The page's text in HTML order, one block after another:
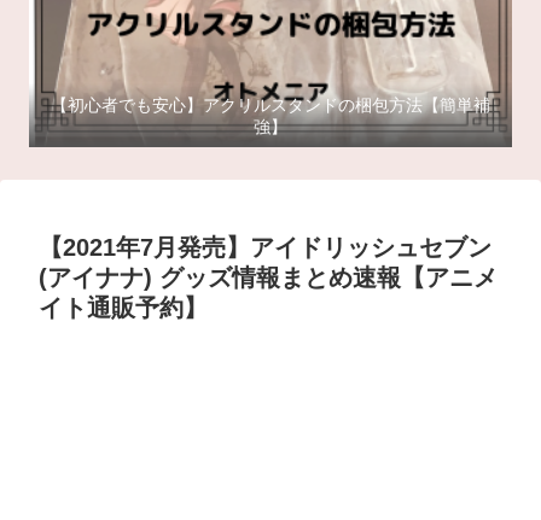
【初心者でも安心】アクリルスタンドの梱包方法【簡単補
強】
【2021年7月発売】アイドリッシュセブン
(アイナナ) グッズ情報まとめ速報【アニメ
イト通販予約】